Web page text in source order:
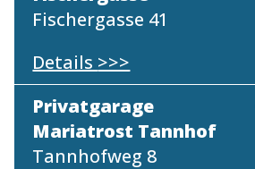
Fischergasse 41
Details >>>
Privatgarage
Mariatrost Tannhof
Tannhofweg 8